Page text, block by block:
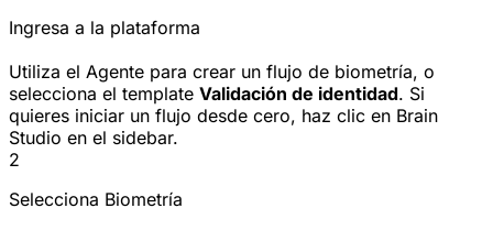
Ingresa a la plataforma
Utiliza el Agente para crear un flujo de biometría, o
selecciona el template Validación de identidad. Si
quieres iniciar un flujo desde cero, haz clic en Brain
Studio en el sidebar.
2
Selecciona Biometría